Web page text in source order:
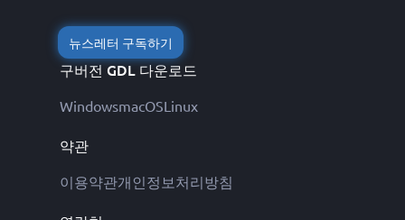
뉴스레터 구독하기
구버전 GDL 다운로드
WindowsmacOSLinux
약관
이용약관개인정보처리방침